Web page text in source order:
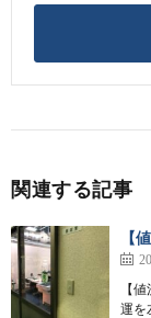
関連する記事
【
【
運を